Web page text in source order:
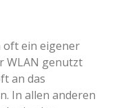
oft ein eigener
WLAN genutzt
an das
In allen anderen